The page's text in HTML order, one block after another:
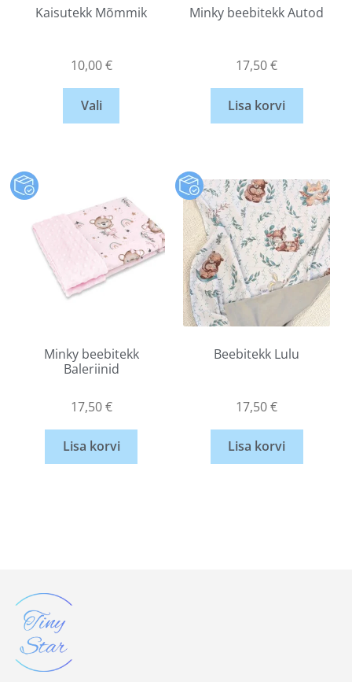
Kaisutekk Mõmmik
10,00€
Vali
Minky beebitekk Autod
17,50€
Lisa korvi
Minky beebitekk
Baleriinid
17,50€
Lisa korvi
Beebitekk Lulu
17,50€
Lisa korvi